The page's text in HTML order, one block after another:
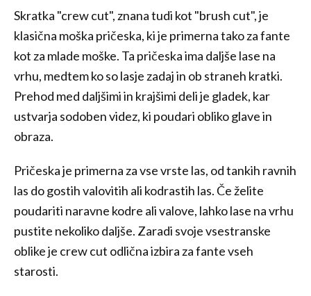
Skratka "crew cut", znana tudi kot "brush cut", je
klasična moška pričeska, ki je primerna tako za fante
kot za mlade moške. Ta pričeska ima daljše lase na
vrhu, medtem ko so lasje zadaj in ob straneh kratki.
Prehod med daljšimi in krajšimi deli je gladek, kar
ustvarja sodoben videz, ki poudari obliko glave in
obraza.
Pričeska je primerna za vse vrste las, od tankih ravnih
las do gostih valovitih ali kodrastih las. Če želite
poudariti naravne kodre ali valove, lahko lase na vrhu
pustite nekoliko daljše. Zaradi svoje vsestranske
oblike je crew cut odlična izbira za fante vseh
starosti.